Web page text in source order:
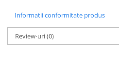
Odorizant Camera cu Betisoare
Odorizant Camera Electric
Profesional
Informatii conformitate produs
Review-uri(0)